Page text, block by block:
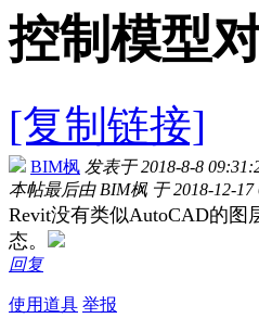
控制模型
[复制链接]
BIM枫 发表于 2018-8-8
本帖最后由 BIM枫 于 2018-12-17
Revit没有类似AutoCAD的
态。
回复
使用道具 举报